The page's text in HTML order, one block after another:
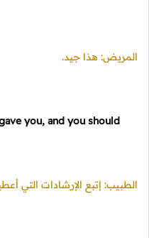
المريض: هذا جيد.
you, and you should
الطبيب: إتبع الإرشادات التي